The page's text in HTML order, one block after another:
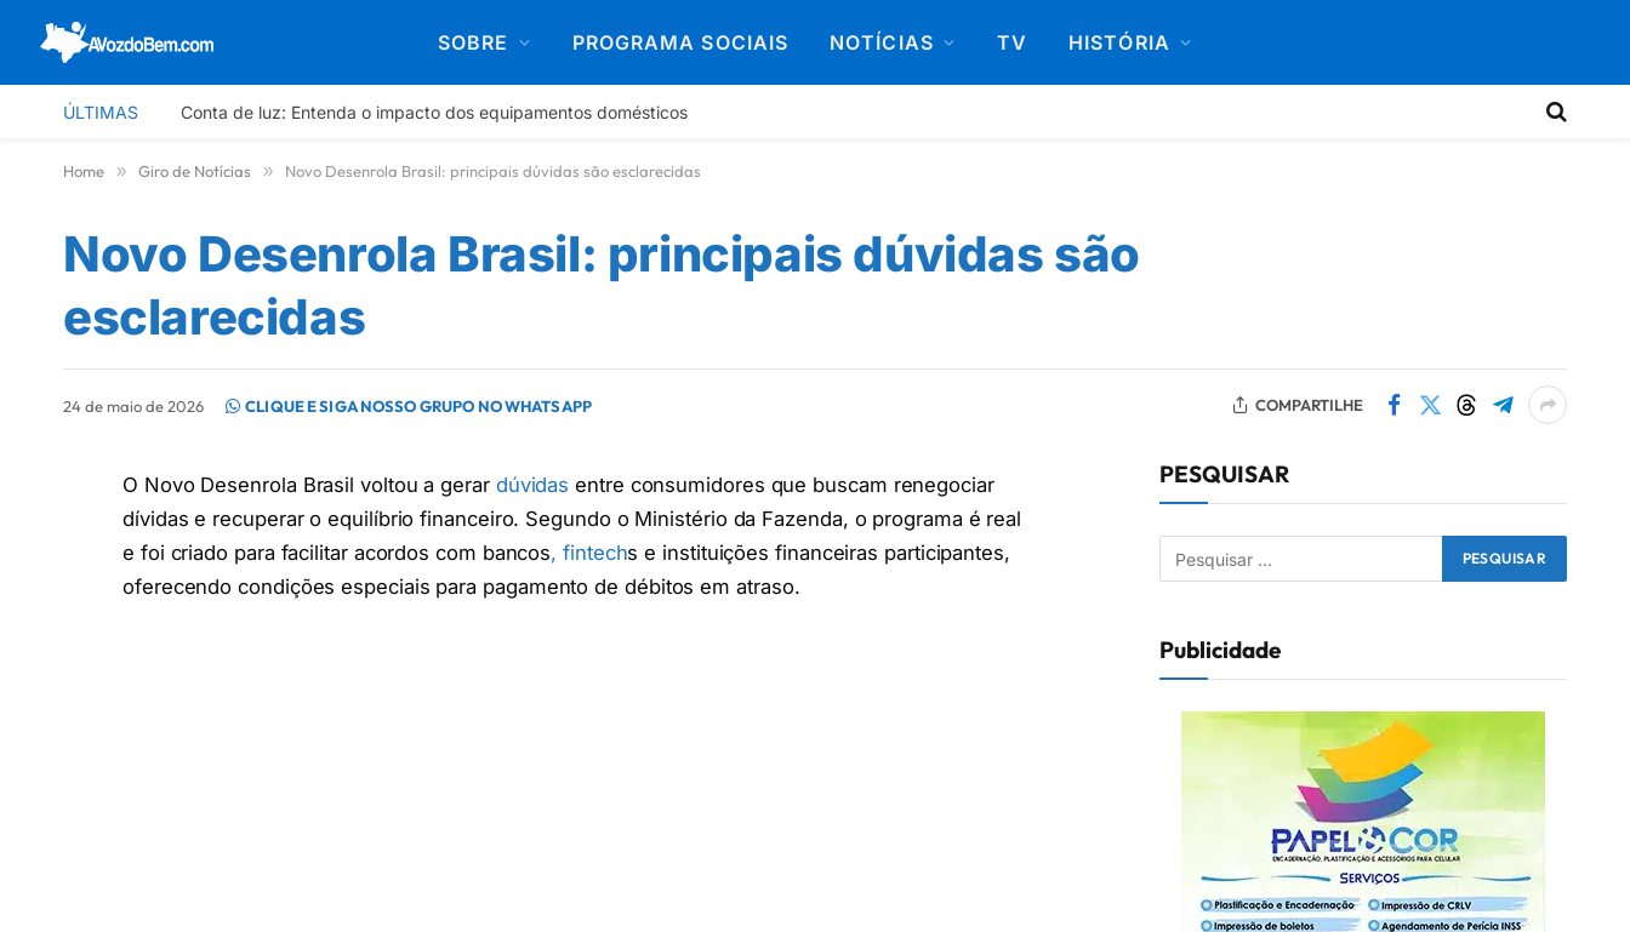
SOBRE PROGRAMA SOCIAIS NOTÍCIAS TV HISTÓRIA
ÚLTIMAS Conta de luz: Entenda o impacto dos equipamentos domésticos
Home » Giro de Notícias » Novo Desenrola Brasil: principais dúvidas são esclarecidas
Novo Desenrola Brasil: principais dúvidas são
esclarecidas
24 de maio de 2026 CLIQUE E SIGA NOSSO GRUPO NO WHATSAPP COMPARTILHE
O Novo Desenrola Brasil voltou a gerar dúvidasentre consumidores que buscam renegociar
dívidas e recuperar o equilíbrio financeiro. Segundo o Ministério da Fazenda, o programa é real
e foi criado para facilitar acordos com bancos, fintechs e instituições financeiras participantes,
oferecendo condições especiais para pagamento de débitos em atraso.
PESQUISAR
Publicidade